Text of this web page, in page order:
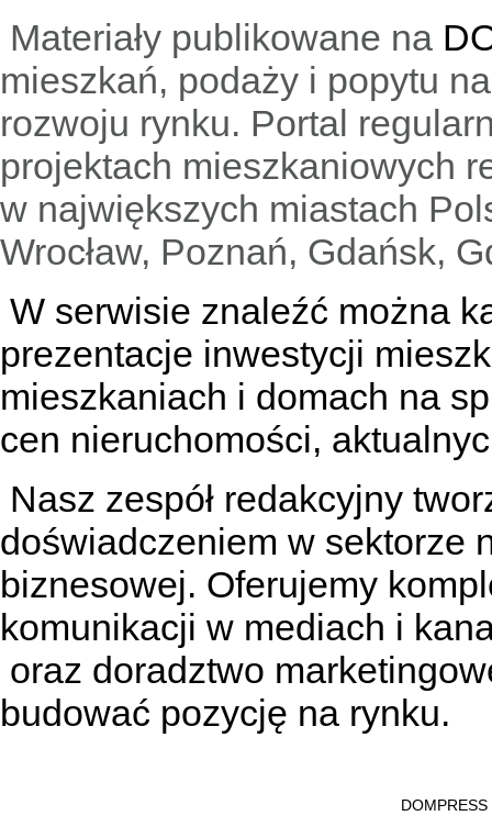
Materiały publikowane na
mieszkań, podaży i popytu
rozwoju rynku. Portal
projektach mieszkaniowych
w największych miastach
Wrocław, Poznań, Gdańsk,
W serwisie znaleźć można
prezentacje inwestycji
mieszkaniach i domach na
cen nieruchomości,
Nasz zespół redakcyjny
doświadczeniem w sektorze
biznesowej. Oferujemy
komunikacji w mediach i
oraz doradztwo
budować pozycję na rynku.